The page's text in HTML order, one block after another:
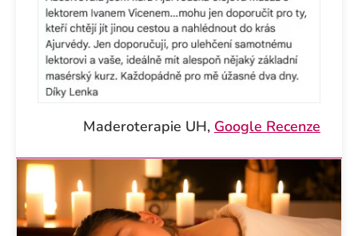
Maderoterapie UH, Google Recenze